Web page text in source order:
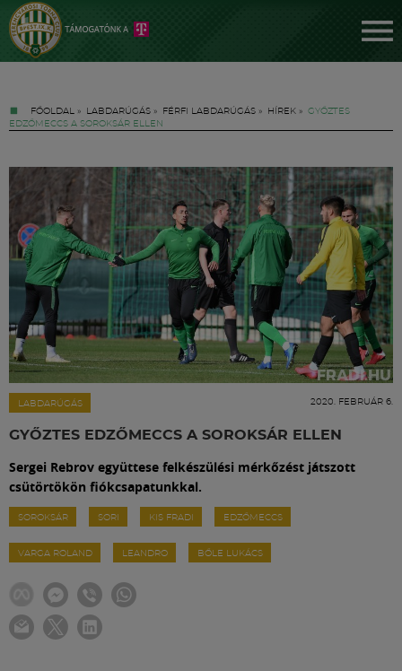
FŐOLDAL » LABDARÚGÁS » FÉRFI LABDARÚGÁS » HÍREK » GYŐZTES
EDZŐMECCS A SOROKSÁR ELLEN
LABDARÚGÁS 2020. FEBRUÁR 6.
GYŐZTES EDZŐMECCS A SOROKSÁR ELLEN
Sergei Rebrov együttese felkészülési mérkőzést játszott
csütörtökön fiókcsapatunkkal.
SOROKSÁR SORI KIS FRADI EDZŐMECCS
VARGA ROLAND LEANDRO BŐLE LUKÁCS
Jegyek
FM YouTube +
Hírek
Labdarúgás
Szakosztályok
Meccscenter
Klub
Szolgáltatások